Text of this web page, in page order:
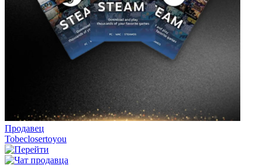
Продавец
Tobeclosertoyou